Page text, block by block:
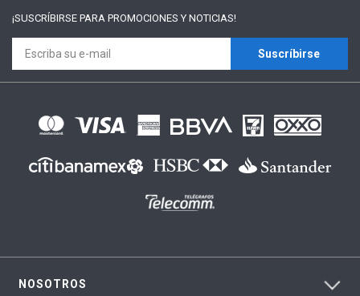
¡SUSCRÍBIRSE PARA PROMOCIONES Y NOTICIAS!
Suscríbirse
NOSOTROS